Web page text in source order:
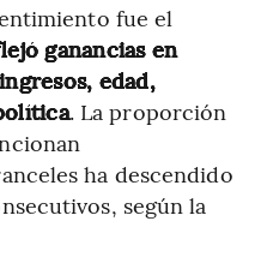
fue el
ganancias en
edad,
. La proporción
ha descendido
según la